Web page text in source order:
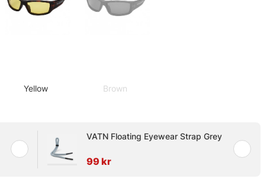
Brown
Yellow
VATN Floating Eyewear Strap Grey
99 kr